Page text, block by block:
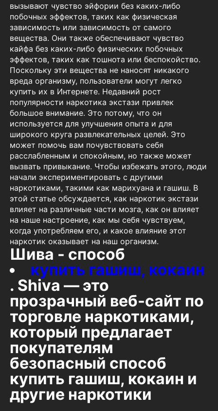
вызывают чувство эйфории без каких-либо
побочных эффектов, таких как физическая
зависимость или зависимость от самого
вещества. Они также обеспечивают чувство
кайфа без каких-либо физических побочных
эффектов, таких как тошнота или беспокойство.
Поскольку эти вещества не наносят никакого
вреда организму, пользователи могут легко
купить их в Интернете. Недавний рост
популярности наркотика экстази привлек
большое внимание. Это потому, что он
используется для улучшения опыта и для
широкого круга развлекательных целей. Это
может помочь вам почувствовать себя
расслабленным и спокойным, но также может
вызвать привыкание. Чтобы избежать этого, люди
начали экспериментировать с другими
наркотиками, такими как марихуана и гашиш. В
этой статье обсуждается, как наркотик экстази
влияет на различные части мозга, как он влияет
на наше настроение, как мы себя чувствуем,
когда употребляем его, и какое влияние этот
наркотик оказывает на наш организм.
Шива - способ
купить гашиш, кокаин
. Shiva — это
прозрачный веб-сайт по
торговле наркотиками,
который предлагает
покупателям
безопасный способ
купить гашиш, кокаин и
другие наркотики